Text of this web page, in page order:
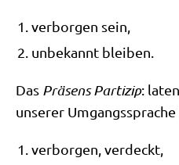
ver­bor­gen sein,
unbe­kannt bleiben.
Das Prä­sens Par­ti­zip:
unse­rer
ver­bor­gen, verdeckt,